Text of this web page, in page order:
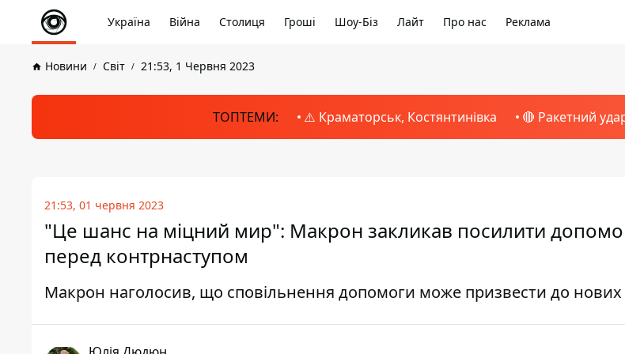
Україна Війна Столиця Гроші Шоу-Біз Лайт Про нас Реклама
Новини Світ 21:53, 1 Червня 2023
ТОПТЕМИ: ⚠️ Краматорськ, Костянтинівка 🔴 Ракетний
21:53, 01 червня 2023
"Це шанс на міцний мир": Макрон закликав посилити
перед контрнаступом
Макрон наголосив, що сповільнення допомоги може призвести до нових